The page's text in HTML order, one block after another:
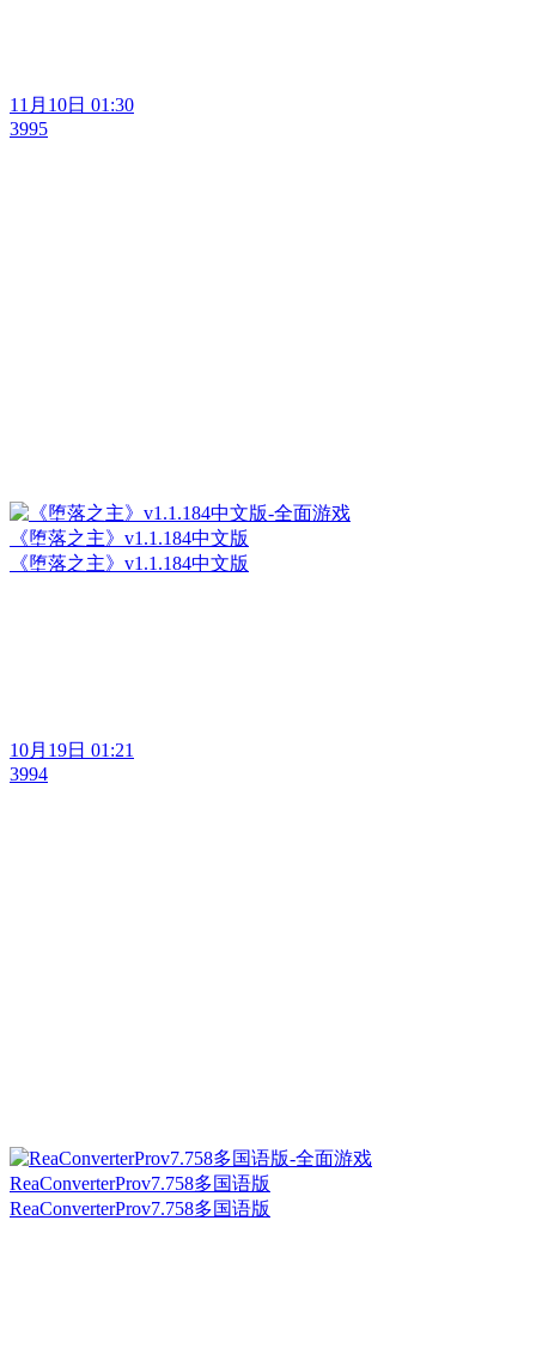
11月10日 01:30
3995
《堕落之主》v1.1.184中文版
《堕落之主》v1.1.184中文版
10月19日 01:21
3994
ReaConverterProv7.758多国语版
ReaConverterProv7.758多国语版